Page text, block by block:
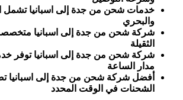
خدمات شحن من جدة إلى اسبانيا تشمل
والبحري
شركة شحن من جدة إلى اسبانيا
الثقيلة
شركة شحن من جدة إلى اسبانيا توفر
مدار الساعة
أفضل شركة شحن من جدة إلى اسبانيا
الشحنات في الوقت المحدد